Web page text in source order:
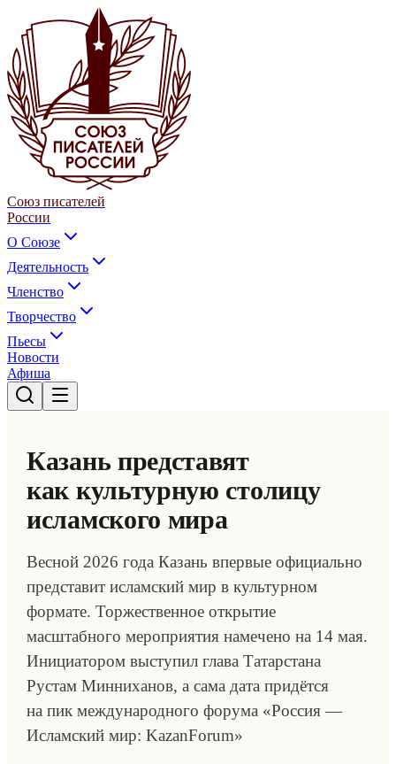
Союз писателей
России
О Союзе
Деятельность
Членство
Творчество
Пьесы
Новости
Афиша
Казань представят
как культурную столицу
исламского мира
Весной 2026 года Казань впервые официально
представит исламский мир в культурном
формате. Торжественное открытие
масштабного мероприятия намечено на 14 мая.
Инициатором выступил глава Татарстана
Рустам Минниханов, а сама дата придётся
на пик международного форума «Россия —
Исламский мир: KazanForum»